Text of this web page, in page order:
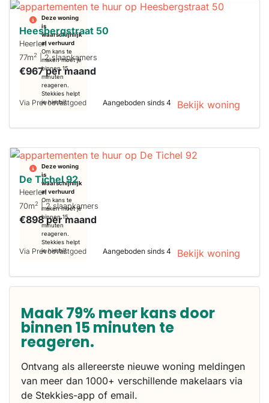
Deze woning
is
waarschijnlijk
al verhuurd
Om kans te
maken moet je
binnen 15
minuten
reageren.
Stekkies helpt
je hierbij!
Heesbergstraat 50
Heerlen
77m2 | 2 slaapkamers
€967 per maand
Via PrevooVastgoed Aangeboden sinds 4 Bekijk woning
Deze woning
is
waarschijnlijk
al verhuurd
Om kans te
maken moet je
binnen 15
minuten
reageren.
Stekkies helpt
je hierbij!
De Tichel 92
Heerlen
70m2 | 2 slaapkamers
€898 per maand
Via PrevooVastgoed Aangeboden sinds 4 Bekijk woning
Maak 79% meer kans door
binnen 15 minuten te
reageren.
Ontvang als allereerste nieuwe woning meldingen
van meer dan 1000+ verschillende makelaars via
de Stekkies-app of email.